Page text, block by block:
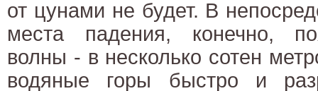
от цунами не будет. В
места падения, конечно,
волны - в несколько сотен
водяные горы быстро и